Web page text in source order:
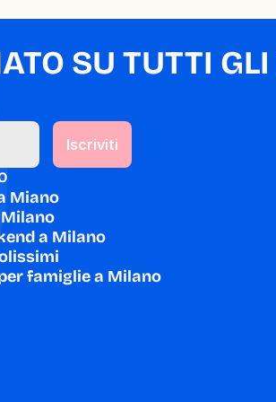
SU TUTTI
Miano
a Milano
famiglie a Milano